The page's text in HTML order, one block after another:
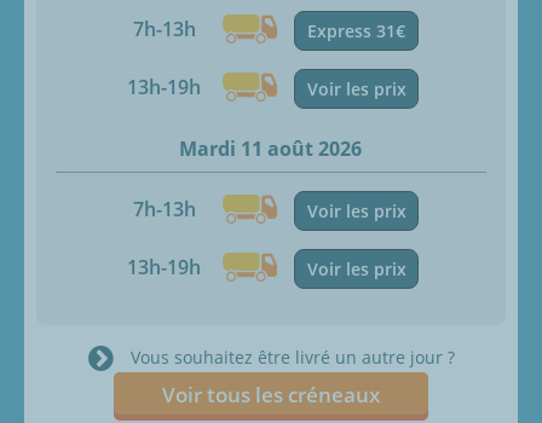
7h-13h Express 31€
13h-19h Voir les prix
Mardi 11 août 2026
7h-13h Voir les prix
13h-19h Voir les prix
Vous souhaitez être livré un autre jour ?
Voir tous les créneaux